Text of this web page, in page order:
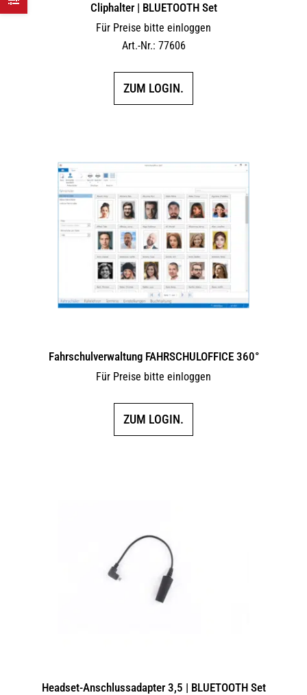
Cliphalter | BLUETOOTH Set
Für Preise bitte einloggen
Art.-Nr.: 77606
ZUM LOGIN.
Fahrschulverwaltung FAHRSCHULOFFICE 360°
Für Preise bitte einloggen
ZUM LOGIN.
Headset-Anschlussadapter 3,5 | BLUETOOTH Set